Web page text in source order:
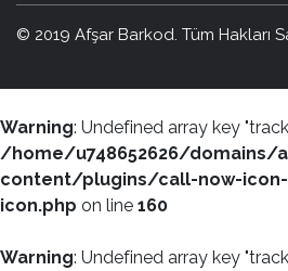
© 2019 Afşar Barkod. Tüm Hakları
Warning: Undefined array key
/home/u748652626/
content/plugins/call-now-
icon.php on line 160
Warning: Undefined array key